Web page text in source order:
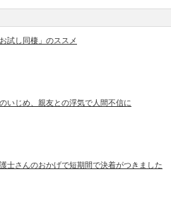
お試し同棲」のススメ
いじめ、親友との浮気で人間不信に
士さんのおかげで短期間で決着がつきました